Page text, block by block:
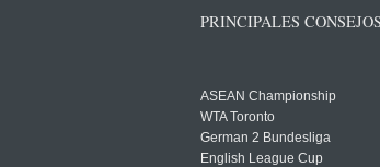
PRINCIPALES
ASEAN Championship
WTA Toronto
German 2 Bundesliga
English League Cup